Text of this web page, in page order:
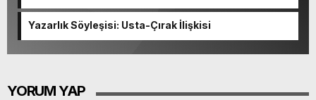
Yazarlık Söyleşisi: Usta-Çırak İlişkisi
YORUM YAP